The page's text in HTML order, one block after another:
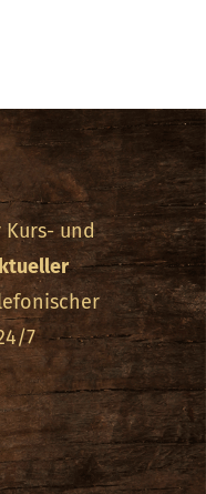
und
7